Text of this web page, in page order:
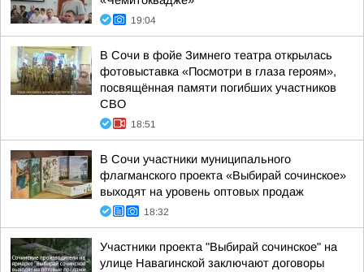
19:04
В Сочи в фойе Зимнего театра открылась
фотовыставка «Посмотри в глаза героям»,
посвящённая памяти погибших участников
СВО
18:51
В Сочи участники муниципального
флагманского проекта «Выбирай сочинское»
выходят на уровень оптовых продаж
18:32
Участники проекта "Выбирай сочинское" на
улице Навагинской заключают договоры